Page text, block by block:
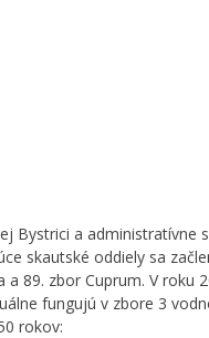
Bystrici a administratívne
skautské oddiely sa
89. zbor Cuprum. V roku
fungujú v zbore 3
rokov: